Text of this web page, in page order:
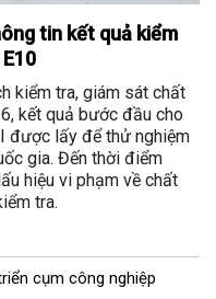
tin kết quả kiểm
kiểm tra, giám sát chất
kết quả bước đầu cho
được lấy để thử nghiệm
gia. Đến thời điểm
hiệu vi phạm về chất
tra.
cụm công nghiệp